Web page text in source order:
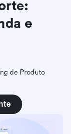
e
de Produto